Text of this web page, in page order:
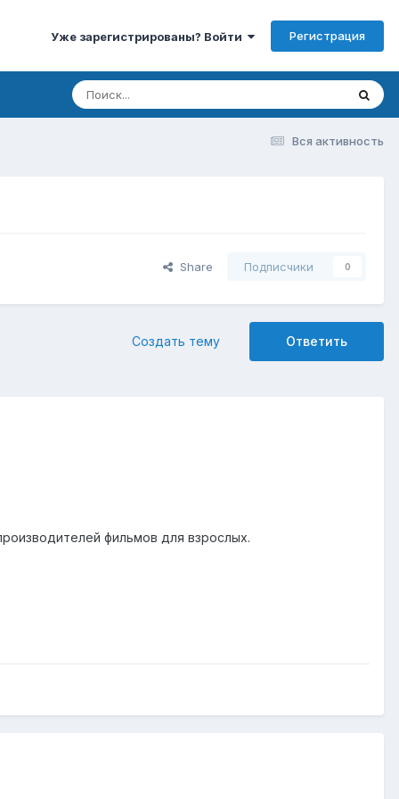
Уже зарегистрированы? Войти Регистрация
Вся активность
Share Подписчики 0
Ответить
Создать тему
фильмов для взрослых.